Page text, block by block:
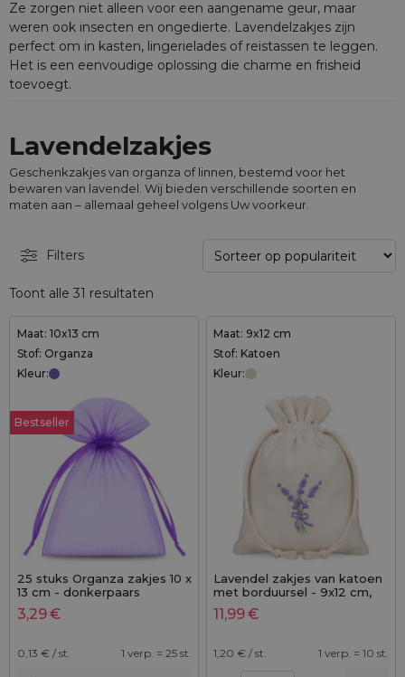
Ze zorgen niet alleen voor een aangename geur, maar
weren ook insecten en ongedierte. Lavendelzakjes zijn
perfect om in kasten, lingerielades of reistassen te leggen.
Het is een eenvoudige oplossing die charme en frisheid
toevoegt.
Lavendelzakjes
Geschenkzakjes van organza of linnen, bestemd voor het
bewaren van lavendel. Wij bieden verschillende soorten en
maten aan – allemaal geheel volgens Uw voorkeur.
Filters
Toont alle 31 resultaten
Maat: 10x13 cm
Stof: Organza
Kleur:
Bestseller
25 stuks Organza zakjes 10 x
13 cm - donkerpaars
3,29€
0,13 € / st. 1 verp. = 25 st.
Maat: 9x12 cm
Stof: Katoen
Kleur:
Lavendel zakjes van katoen
met borduursel - 9x12 cm,
set van 10 - geurige charme
in een natuurlijk jasje
11,99€
1,20 € / st. 1 verp. = 10 st.